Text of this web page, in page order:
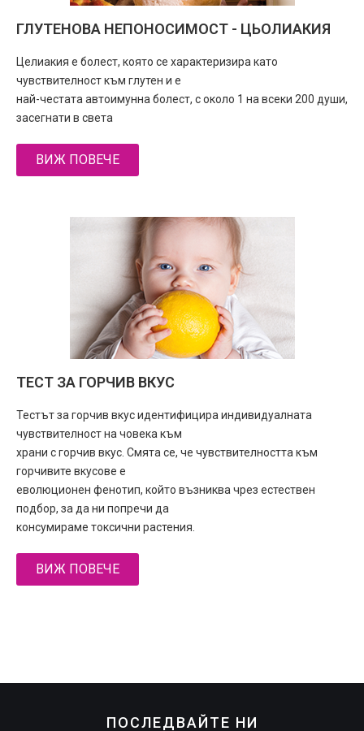
ГЛУТЕНОВА НЕПОНОСИМОСТ - ЦЬОЛИАКИЯ
Целиакия е болест, която се характеризира като
чувствителност към глутен и е
най-честата автоимунна болест, с около 1 на всеки 200 души,
засегнати в света
ВИЖ ПОВЕЧЕ
ТЕСТ ЗА ГОРЧИВ ВКУС
Тестът за горчив вкус идентифицира индивидуалната
чувствителност на човека към
храни с горчив вкус. Смята се, че чувствителността към
горчивите вкусове е
еволюционен фенотип, който възниква чрез естествен
подбор, за да ни попречи да
консумираме токсични растения.
ВИЖ ПОВЕЧЕ
ПОСЛЕДВАЙТЕ НИ